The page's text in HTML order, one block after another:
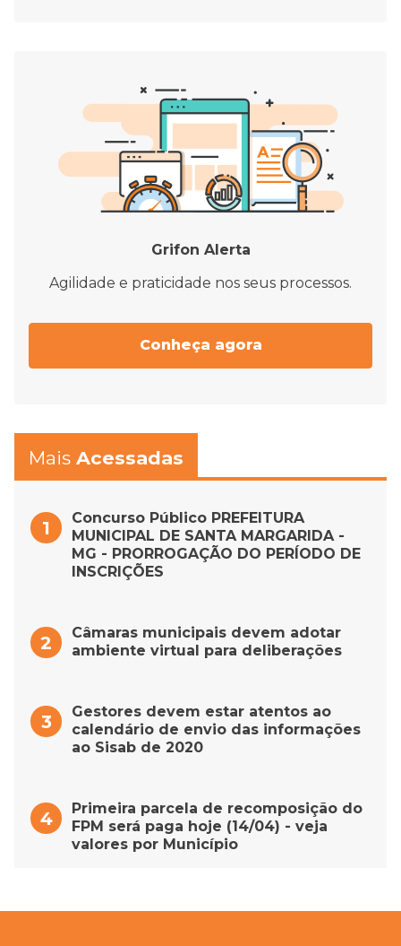
Grifon Alerta
Agilidade e praticidade nos seus processos.
Conheça agora
Mais Acessadas
Concurso Público PREFEITURA
MUNICIPAL DE SANTA MARGARIDA -
MG - PRORROGAÇÃO DO PERÍODO DE
INSCRIÇÕES
Câmaras municipais devem adotar
ambiente virtual para deliberações
Gestores devem estar atentos ao
calendário de envio das informações
ao Sisab de 2020
Primeira parcela de recomposição do
FPM será paga hoje (14/04) - veja
valores por Município